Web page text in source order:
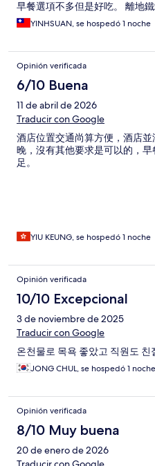
早餐選項不多但是好吃。 離地
YINHSUAN, se hospedó 1 noche
Opinión verificada
6/10 Buena
11 de abril de 2026
Traducir con Google
酒店位置交通尚算方便，酒店
晚，沒有其他要求是可以的，
足。
YIU KEUNG, se hospedó 1 noche
Opinión verificada
10/10 Excepcional
3 de noviembre de 2025
Traducir con Google
온천물로 목욕 좋았고 직원도 친
JONG CHUL, se hospedó 1 noche
Opinión verificada
8/10 Muy buena
20 de enero de 2026